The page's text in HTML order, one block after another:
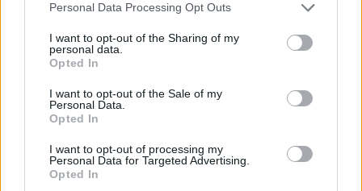
Personal Data Processing Opt Outs
I want to opt-out of the Sharing of my
personal data.
Opted In
I want to opt-out of the Sale of my
Personal Data.
Opted In
I want to opt-out of processing my
Personal Data for Targeted Advertising.
Opted In